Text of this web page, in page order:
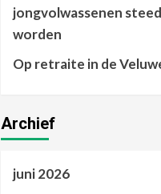
jongvolwassenen
worden
Op retraite in de
Archief
juni 2026